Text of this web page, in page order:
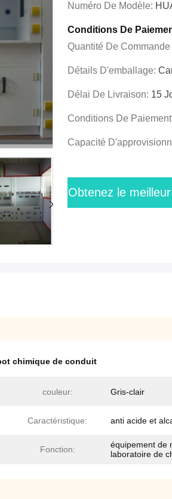
Numéro De Modèle:
Conditions De
Quantité De Commande
Détails D'emballage:
Délai De Livraison: 15
Conditions De
Capacité
Obtenez le
chimique de conduit
couleur: Gris-clair
Caractéristique: anti acide et
Fonction:
équipement de
laboratoire de